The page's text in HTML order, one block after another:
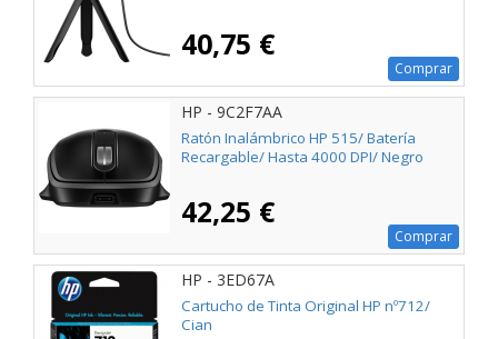
40,75 €
Comprar
HP - 9C2F7AA
Ratón Inalámbrico HP 515/ Batería
Recargable/ Hasta 4000 DPI/ Negro
42,25 €
Comprar
HP - 3ED67A
Cartucho de Tinta Original HP nº712/
Cian